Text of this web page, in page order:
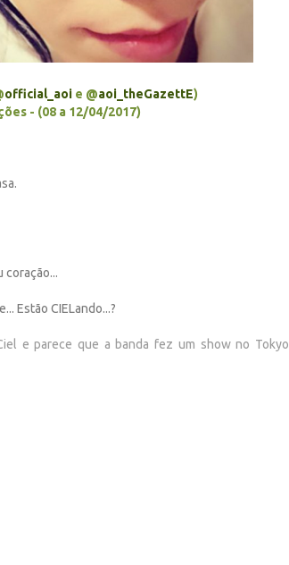
official_aoi e @aoi_theGazettE)
- (08 a 12/04/2017)
coração...
Estão CIELando...?
e parece que a banda fez um show no Tokyo